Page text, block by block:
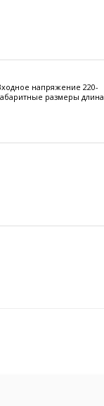
напряжение 220-
размеры длина